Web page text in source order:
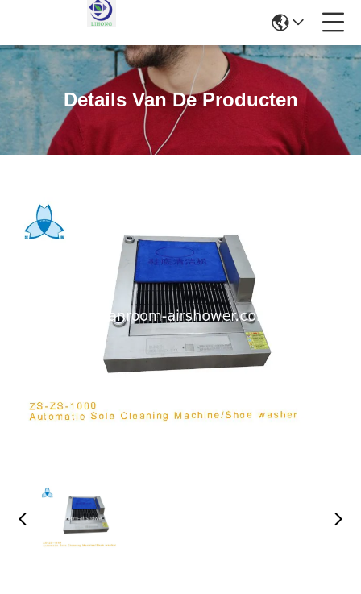
Details Van De Producten